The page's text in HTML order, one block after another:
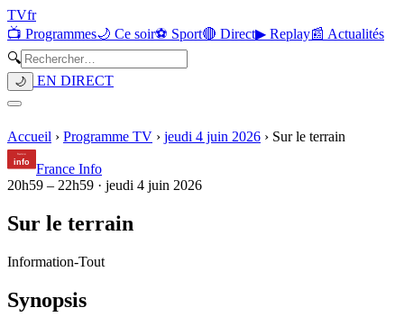
TVfr
📺 Programmes🌙 Ce soir⚽ Sport🔴 Direct▶ Replay📰 Actualités
🔍
🌙 EN DIRECT
Accueil › Programme TV › jeudi 4 juin 2026 › Sur le terrain
France Info
20h59 – 22h59 · jeudi 4 juin 2026
Sur le terrain
Information-Tout
Synopsis